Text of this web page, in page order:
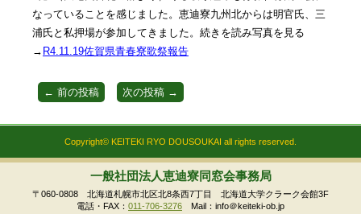
なっていることを感じました。恵迪寮九州北からは明官氏、三
浦氏と私押場が参加してきました。 続きを読み写真を見る
→ R4.11.19佐賀県青春寮歌祭報告
← 前の投稿 次の投稿 →
Copyright© KEITEKI RYO DOUSOUKAI all rights reserved.
一般社団法人恵迪寮同窓会事務局
〒060-0808 北海道札幌市北区北8条西7丁目 北海道大学クラーク会館3F
電話・FAX： 011-706-3276 Mail：info＠keiteki-ob.jp